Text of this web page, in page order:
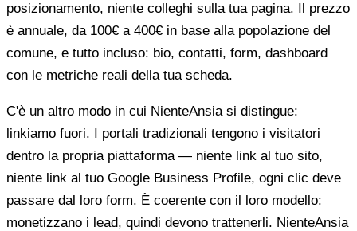
posizionamento, niente colleghi sulla tua pagina. Il prezzo
è annuale, da 100€ a 400€ in base alla popolazione del
comune, e tutto incluso: bio, contatti, form, dashboard
con le metriche reali della tua scheda.
C'è un altro modo in cui NienteAnsia si distingue:
linkiamo fuori. I portali tradizionali tengono i visitatori
dentro la propria piattaforma — niente link al tuo sito,
niente link al tuo Google Business Profile, ogni clic deve
passare dal loro form. È coerente con il loro modello:
monetizzano i lead, quindi devono trattenerli. NienteAnsia